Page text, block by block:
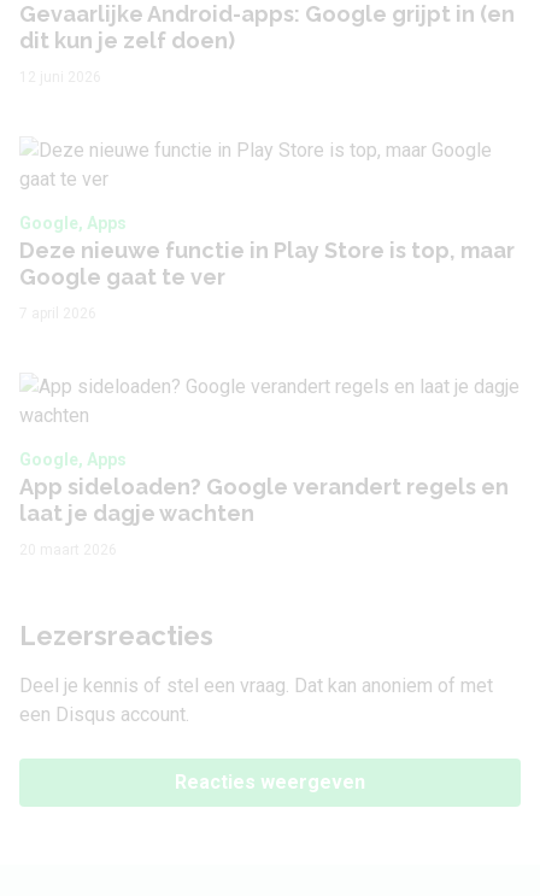
Gevaarlijke Android-apps: Google grijpt in (en
dit kun je zelf doen)
Google, Apps
Deze nieuwe functie in Play Store is top, maar
Google gaat te ver
Google, Apps
App sideloaden? Google verandert regels en
laat je dagje wachten
Lezersreacties
Deel je kennis of stel een vraag. Dat kan anoniem of met
een Disqus account.
Reacties weergeven